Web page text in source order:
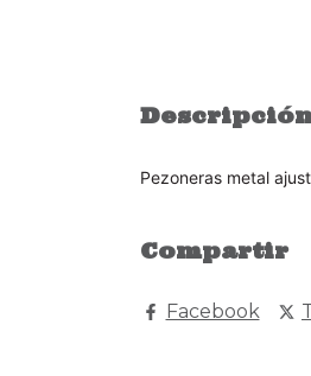
Pezoneras metal
Compartir
Facebook